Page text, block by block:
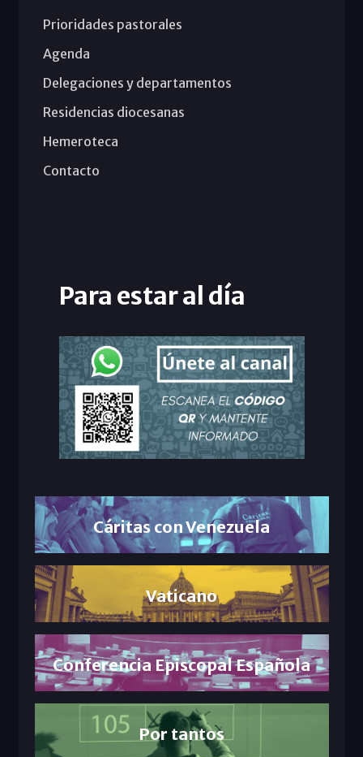
Prioridades pastorales
Agenda
Delegaciones y departamentos
Residencias diocesanas
Hemeroteca
Contacto
Para estar al día
Cáritas con Venezuela
Vaticano
Conferencia Episcopal Española
Por tantos